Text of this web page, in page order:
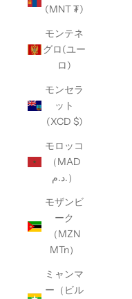
(MNT ₮)
モンテネ
グロ(ユー
ロ)
モンセラ
ット
(XCD $)
モロッコ
（MAD
د.م.）
モザンビ
ーク
（MZN
MTn）
ミャンマ
ー（ビル